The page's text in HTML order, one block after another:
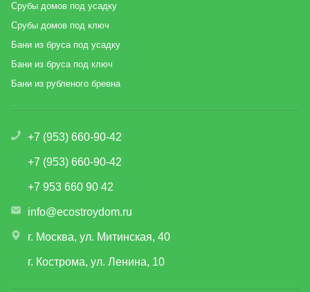
Срубы домов под усадку
Срубы домов под ключ
Бани из бруса под усадку
Бани из бруса под ключ
Бани из рубленого бревна
+7 (953) 660-90-42
+7 (953) 660-90-42
+7 953 660 90 42
info@ecostroydom.ru
г. Москва, ул. Митинская, 40
г. Кострома, ул. Ленина, 10